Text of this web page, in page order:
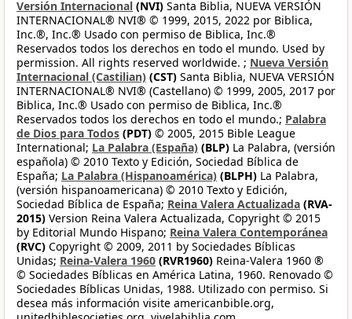
Versión Internacional (NVI) Santa Biblia, NUEVA VERSIÓN
INTERNACIONAL® NVI® © 1999, 2015, 2022 por Biblica,
Inc.®, Inc.® Usado con permiso de Biblica, Inc.®
Reservados todos los derechos en todo el mundo. Used by
permission. All rights reserved worldwide. ; Nueva Versión
Internacional (Castilian) (CST) Santa Biblia, NUEVA VERSIÓN
INTERNACIONAL® NVI® (Castellano) © 1999, 2005, 2017 por
Biblica, Inc.® Usado con permiso de Biblica, Inc.®
Reservados todos los derechos en todo el mundo.; Palabra
de Dios para Todos (PDT) © 2005, 2015 Bible League
International; La Palabra (España) (BLP) La Palabra, (versión
española) © 2010 Texto y Edición, Sociedad Bíblica de
España; La Palabra (Hispanoamérica) (BLPH) La Palabra,
(versión hispanoamericana) © 2010 Texto y Edición,
Sociedad Bíblica de España; Reina Valera Actualizada (RVA-
2015) Version Reina Valera Actualizada, Copyright © 2015
by Editorial Mundo Hispano; Reina Valera Contemporánea
(RVC) Copyright © 2009, 2011 by Sociedades Bíblicas
Unidas; Reina-Valera 1960 (RVR1960) Reina-Valera 1960 ®
© Sociedades Bíblicas en América Latina, 1960. Renovado ©
Sociedades Bíblicas Unidas, 1988. Utilizado con permiso. Si
desea más información visite americanbible.org,